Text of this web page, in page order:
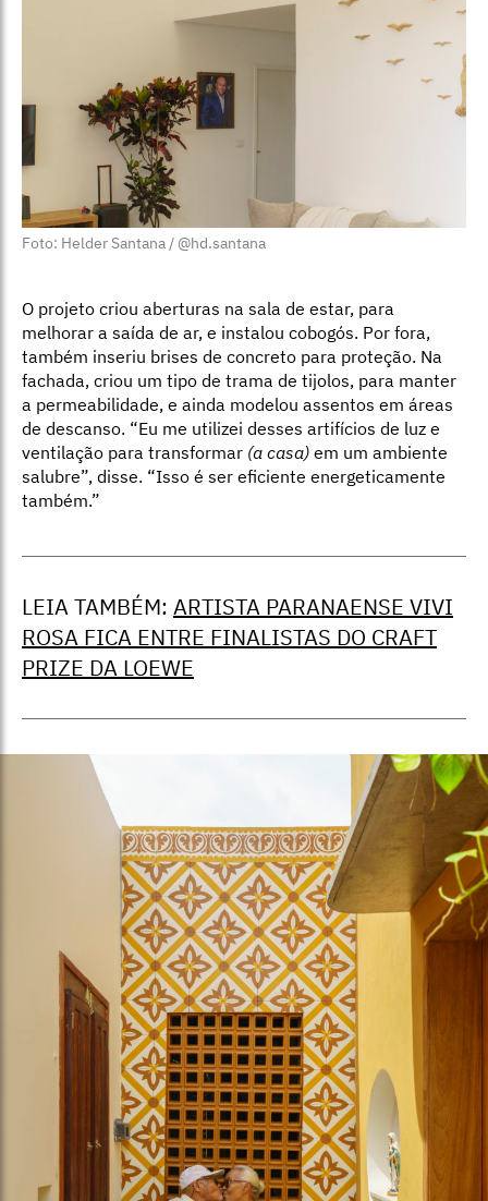
Foto: Helder Santana / @hd.santana
O projeto criou aberturas na sala de estar, para
melhorar a saída de ar, e instalou cobogós. Por fora,
também inseriu brises de concreto para proteção. Na
fachada, criou um tipo de trama de tijolos, para manter
a permeabilidade, e ainda modelou assentos em áreas
de descanso. “Eu me utilizei desses artifícios de luz e
ventilação para transformar (a casa) em um ambiente
salubre”, disse. “Isso é ser eficiente energeticamente
também.”
LEIA TAMBÉM: ARTISTA PARANAENSE VIVI
ROSA FICA ENTRE FINALISTAS DO CRAFT
PRIZE DA LOEWE